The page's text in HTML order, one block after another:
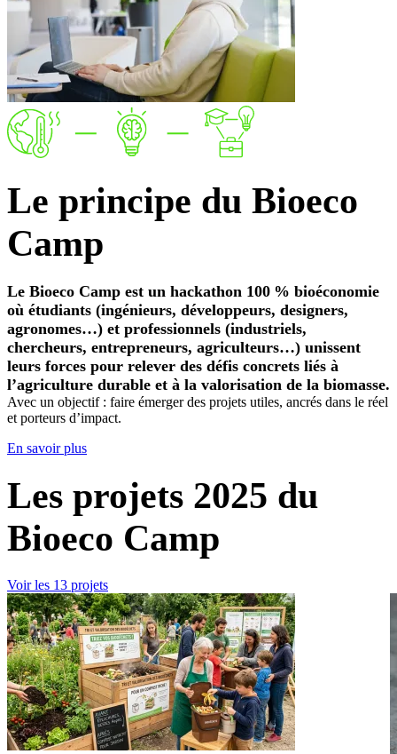
Le principe du Bioeco
Camp
Le Bioeco Camp est un hackathon 100 % bioéconomie
où étudiants (ingénieurs, développeurs, designers,
agronomes…) et professionnels (industriels,
chercheurs, entrepreneurs, agriculteurs…) unissent
leurs forces pour relever des défis concrets liés à
l’agriculture durable et à la valorisation de la biomasse.
Avec un objectif : faire émerger des projets utiles, ancrés dans le réel
et porteurs d’impact.
En savoir plus
Les projets 2025 du
Bioeco Camp
Voir les 13 projets